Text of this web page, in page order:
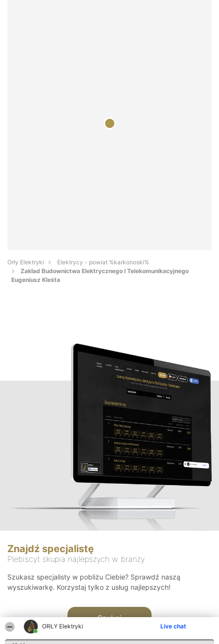
ORŁY Elektryki Live chat
Orły Elektryki
Elektrycy - powiat %karkonoski%
Zakład Budownictwa Elektrycznego I Telekomunikacyjnego
Eugeniusz Kleśta
Znajdź specjalistę
Plebiscyt skupia najlepszych w branży
Szukasz specjalisty w pobliżu Ciebie? Sprawdź naszą
wyszukiwarkę. Korzystaj tylko z usług najlepszych!
Szukaj